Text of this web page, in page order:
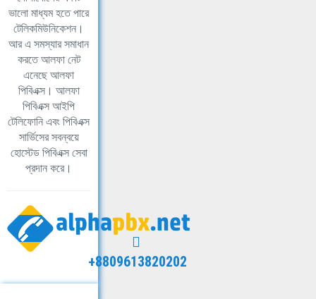
ভালো মাধ্যম হতে পারে
টেলিকমিউনিকেশন।
আর এ সমস্যার সমাধান
করতে আলফা নেট
এনেছে আলফা
পিবিএক্স। আলফা
পিবিএক্স আইপি
টেলিফোনি এবং পিবিএক্স
সার্ভিসের সবন্বয়ে
হোস্টেড পিবিএক্স সেবা
প্রদান করে।
+8809613820202